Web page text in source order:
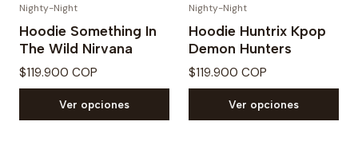
Nighty-Night
Hoodie Something In
The Wild Nirvana
$119.900 COP
Ver opciones
Nighty-Night
Hoodie Huntrix Kpop
Demon Hunters
$119.900 COP
Ver opciones